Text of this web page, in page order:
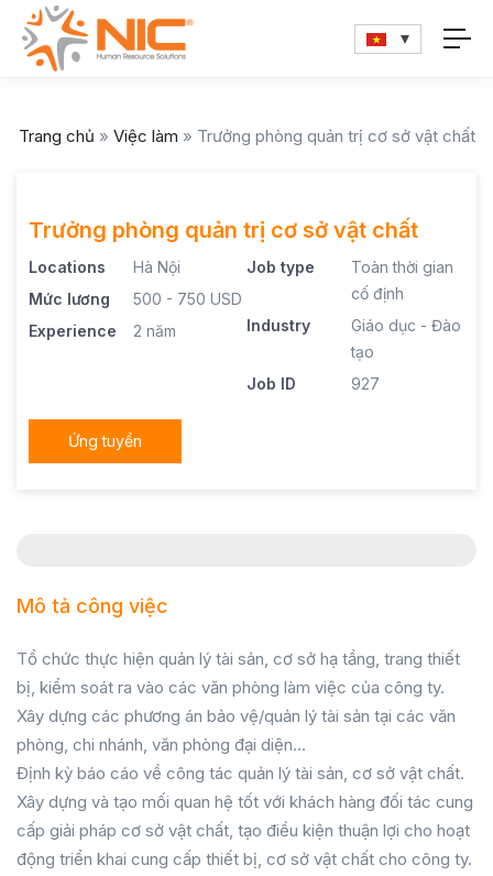
Trang chủ » Việc làm » Trưởng phòng quản trị cơ sở vật chất
Trưởng phòng quản trị cơ sở vật chất
Locations
Hà Nội
Mức lương
500 - 750 USD
Experience
2 năm
Job type
Toàn thời gian
cố định
Industry
Giáo dục - Đào
tạo
Job ID
927
Ứng tuyển
Mô tả công việc
Tổ chức thực hiện quản lý tài sản, cơ sở hạ tầng, trang thiết
bị, kiểm soát ra vào các văn phòng làm việc của công ty.
Xây dựng các phương án bảo vệ/quản lý tài sản tại các văn
phòng, chi nhánh, văn phòng đại diện…
Định kỳ báo cáo về công tác quản lý tài sản, cơ sở vật chất.
Xây dựng và tạo mối quan hệ tốt với khách hàng đối tác cung
cấp giải pháp cơ sở vật chất, tạo điều kiện thuận lợi cho hoạt
động triển khai cung cấp thiết bị, cơ sở vật chất cho công ty.